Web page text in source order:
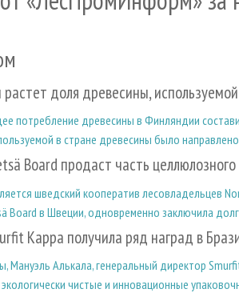
доля древесины,
потребление древесины в Финляндии
в стране древесины было
Board продаст часть
шведский кооператив лесовладельцев
Board в Швеции, одновременно заключила
Kappa получила ряд наград в
Мануэль Алькала, генеральный директор
чистые и инновационные